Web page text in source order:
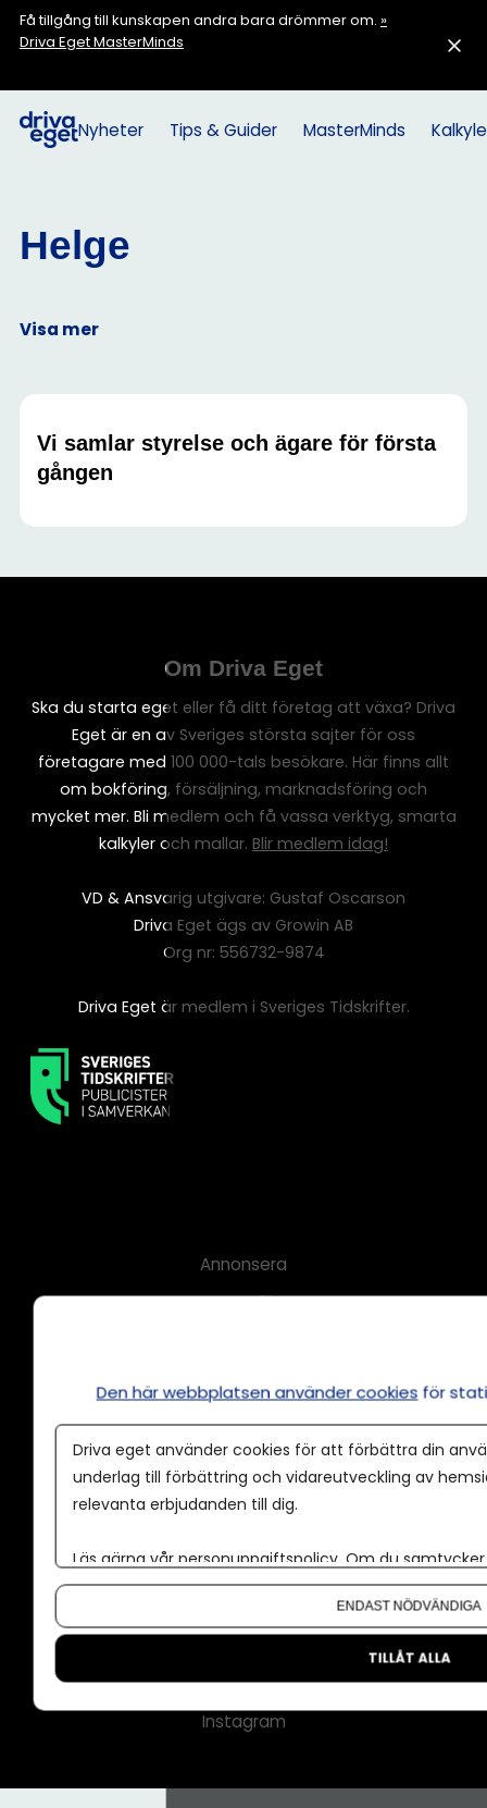
Få tillgång till kunskapen andra bara drömmer om. »
Driva Eget MasterMinds
Nyheter Tips & Guider MasterMinds
Helge
Visa mer
Vi samlar styrelse och ägare för första
gången
Om Driva Eget
Ska du starta eget eller få ditt företag att växa? Driva
Eget är en av Sveriges största sajter för oss
företagare med 100 000-tals besökare. Här finns allt
om bokföring, försäljning, marknadsföring och
mycket mer. Bli medlem och få vassa verktyg, smarta
kalkyler och mallar. Blir medlem idag!
VD & Ansvarig utgivare: Gustaf Oscarson
Driva Eget ägs av Growin AB
Org nr: 556732-9874
Driva Eget är medlem i Sveriges Tidskrifter.
Annonsera
Om cookies
Tillgänglighet
Kontakt
Nyhetsbrev
LinkedIn
Instagram
Den här webbplatsen använder cookies för
Driva eget använder cookies för att förbättra din
underlag till förbättring och vidareutveckling av
relevanta erbjudanden till dig.
Läs gärna vår personuppgiftspolicy. Om du
Om du vill ändra ditt val i efterhand hittar du den
ENDAST NÖDVÄNDIGA
TILLÅT ALLA